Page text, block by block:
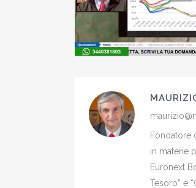
Fondatore
in materie
Euronext
Tesoro” e